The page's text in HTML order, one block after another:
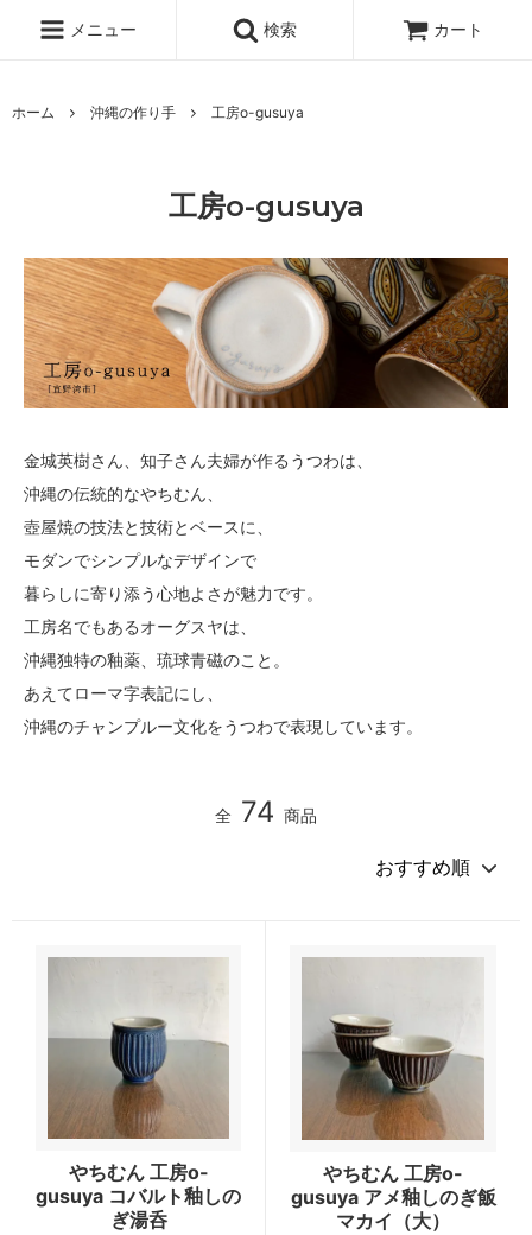
メニュー 検索 カート
ホーム 沖縄の作り手 工房o-gusuya
工房o-gusuya
金城英樹さん、知子さん夫婦が作るうつわは、
沖縄の伝統的なやちむん、
壺屋焼の技法と技術とベースに、
モダンでシンプルなデザインで
暮らしに寄り添う心地よさが魅力です。
工房名でもあるオーグスヤは、
沖縄独特の釉薬、琉球青磁のこと。
あえてローマ字表記にし、
沖縄のチャンプルー文化をうつわで表現しています。
全 74 商品
やちむん 工房o-
gusuya コバルト釉しの
ぎ湯呑
やちむん 工房o-
gusuya アメ釉しのぎ飯
マカイ（大）